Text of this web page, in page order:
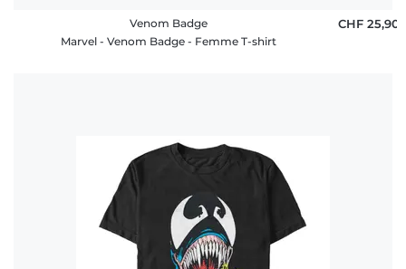
Venom Badge
Marvel - Venom Badge - Femme T-shirt
CHF 25,90